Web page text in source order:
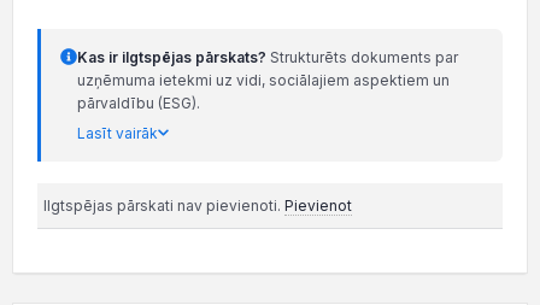
Kas ir ilgtspējas pārskats? Strukturēts dokuments par
uzņēmuma ietekmi uz vidi, sociālajiem aspektiem un
pārvaldību (ESG).
Lasīt vairāk
Ilgtspējas pārskati nav pievienoti. Pievienot